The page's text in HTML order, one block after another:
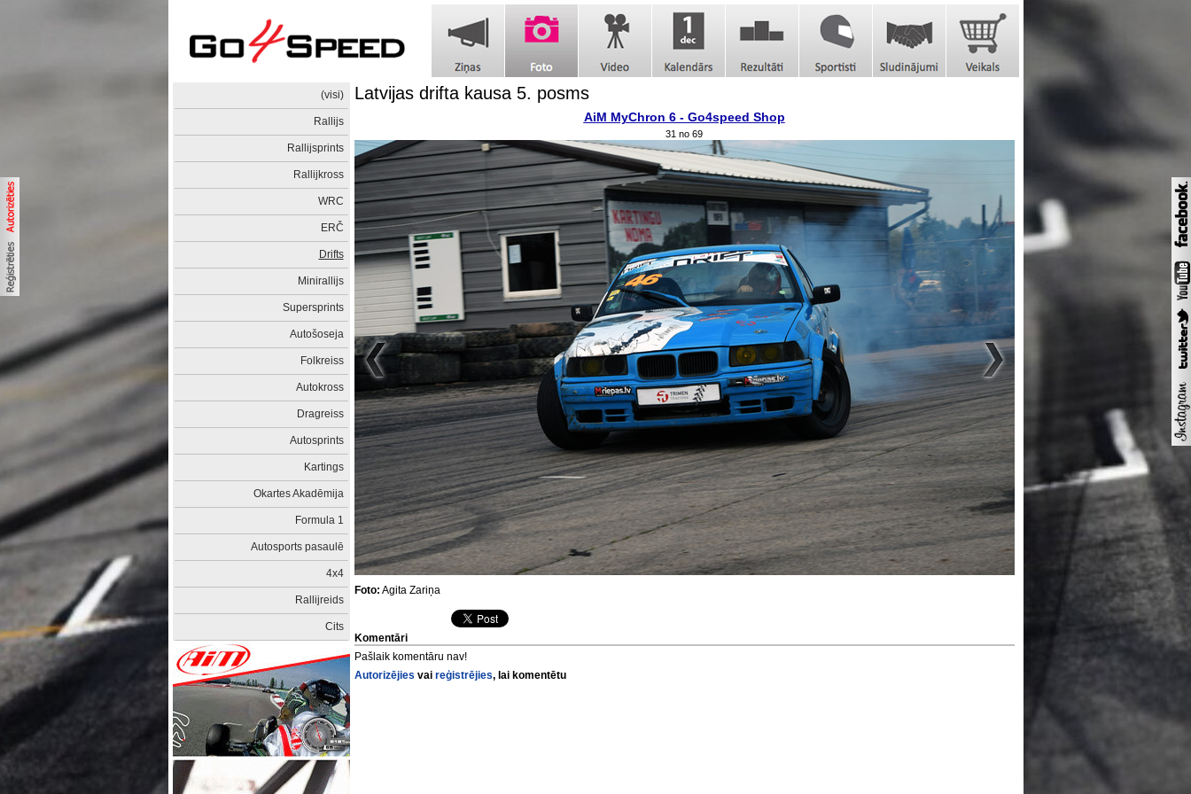
(visi)
Rallijs
Rallijsprints
Rallijkross
WRC
ERČ
Drifts
Minirallijs
Supersprints
Autošoseja
Folkreiss
Autokross
Dragreiss
Autosprints
Kartings
Okartes Akadēmija
Formula 1
Autosports pasaulē
4x4
Rallijreids
Cits
Latvijas drifta kausa 5. posms
AiM MyChron 6 - Go4speed Shop
31 no 69
Foto: Agita Zariņa
Komentāri
Pašlaik komentāru nav!
Autorizējies vai reģistrējies, lai komentētu